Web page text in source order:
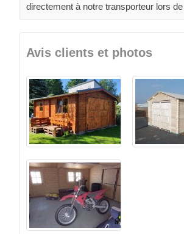
directement à notre transporteur lors
Avis clients et photos